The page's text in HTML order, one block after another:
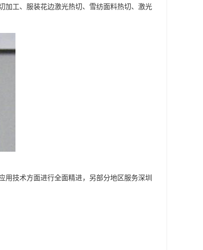
加工、服装花边激光热切、雪纺面料热切、激光
技术方面进行全面精进，另部分地区服务深圳